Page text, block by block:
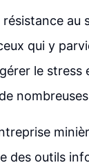
au
qui y
le stress
des outils